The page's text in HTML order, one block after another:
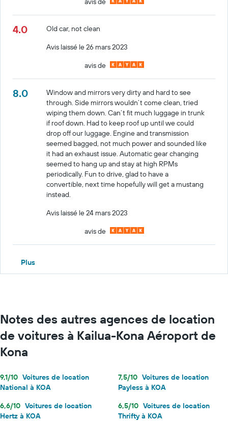
4.0
Old car, not clean
Avis laissé le 26 mars 2023
avis de
8.0
Window and mirrors very dirty and hard to see
through. Side mirrors wouldn’t come clean, tried
wiping them down. Can’t fit much luggage in trunk
if roof down. Had to keep roof up until we could
drop off our luggage. Engine and transmission
seemed bagged, not much power and sounded like
it had an exhaust issue. Automatic gear changing
seemed to hang up and stay at high RPMs
periodically. Fun to drive, glad to have a
convertible, next time hopefully will get a mustang
instead.
Avis laissé le 24 mars 2023
avis de
Plus
Notes des autres agences de location
de voitures à Kailua-Kona Aéroport de
Kona
9,1/10 Voitures de location
National à KOA
7,5/10 Voitures de location
Payless à KOA
6,6/10 Voitures de location
Hertz à KOA
6,5/10 Voitures de location
Thrifty à KOA